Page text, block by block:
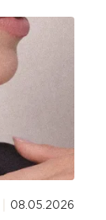
08.05.2026